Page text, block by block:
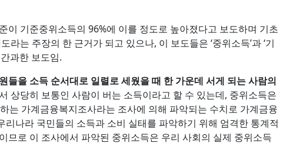
이 기준중위소득의 96%에 이를 정도로 높아졌다고 보도하며 기초
라는 주장의 한 근거가 되고 있으나, 이 보도들은 ‘중위소득’과 ‘기
과한 보도임.
들을 소득 순서대로 일렬로 세웠을 때 한 가운데 서게 되는 사람의
상당히 보통인 사람이 버는 소득이라고 할 수 있는데, 중위소득은
는 가계금융복지조사라는 조사에 의해 파악되는 수치로 가계금융
리나라 국민들의 소득과 소비 실태를 파악하기 위해 엄격한 통계적
므로 이 조사에서 파악된 중위소득은 우리 사회의 실제 중위소득